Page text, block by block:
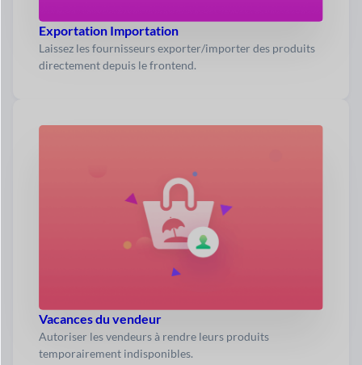
Exportation Importation
Laissez les fournisseurs exporter/importer des produits
directement depuis le frontend.
Vacances du vendeur
Autoriser les vendeurs à rendre leurs produits
temporairement indisponibles.